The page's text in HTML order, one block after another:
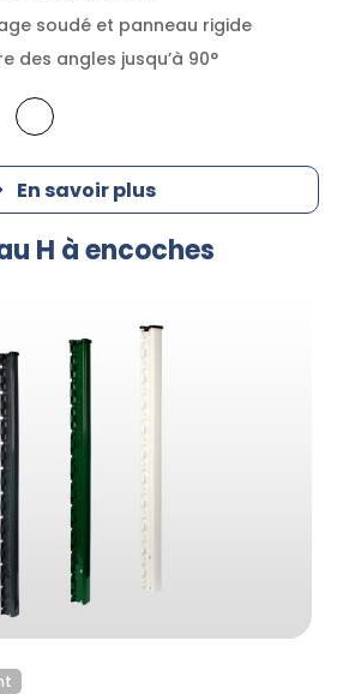
soudé et panneau rigide
des angles jusqu’à 90°
En savoir plus
H à encoches